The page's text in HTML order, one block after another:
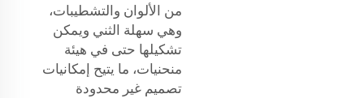
من الألوان والتشطيبات،
وهي سهلة الثني ويمكن
تشكيلها حتى في هيئة
منحنيات، ما يتيح إمكانيات
تصميم غير محدودة